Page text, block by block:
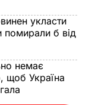
укласти
б від
немає
щоб Україна